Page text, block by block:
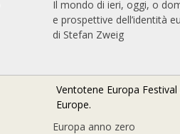
Il mondo di ieri, oggi, o
e prospettive dell’identità
di Stefan Zweig
Ventotene Europa
Europe.
Europa anno zero